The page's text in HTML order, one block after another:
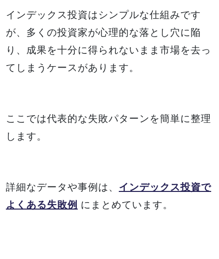
インデックス投資はシンプルな仕組みです
が、多くの投資家が心理的な落とし穴に陥
り、成果を十分に得られないまま市場を去っ
てしまうケースがあります。
ここでは代表的な失敗パターンを簡単に整理
します。
詳細なデータや事例は、 インデックス投資で
よくある失敗例 にまとめています。